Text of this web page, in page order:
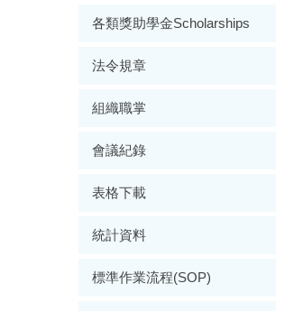
各類獎助學金Scholarships
法令規章
組織職掌
會議紀錄
表格下載
統計資料
標準作業流程(SOP)